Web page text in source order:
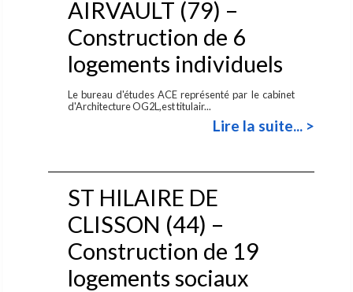
AIRVAULT (79) –
Construction de 6
logements individuels
Le bureau d'études ACE représenté par le cabinet
d'Architecture OG2L,est titulair...
Lire la suite... >
ST HILAIRE DE
CLISSON (44) –
Construction de 19
logements sociaux